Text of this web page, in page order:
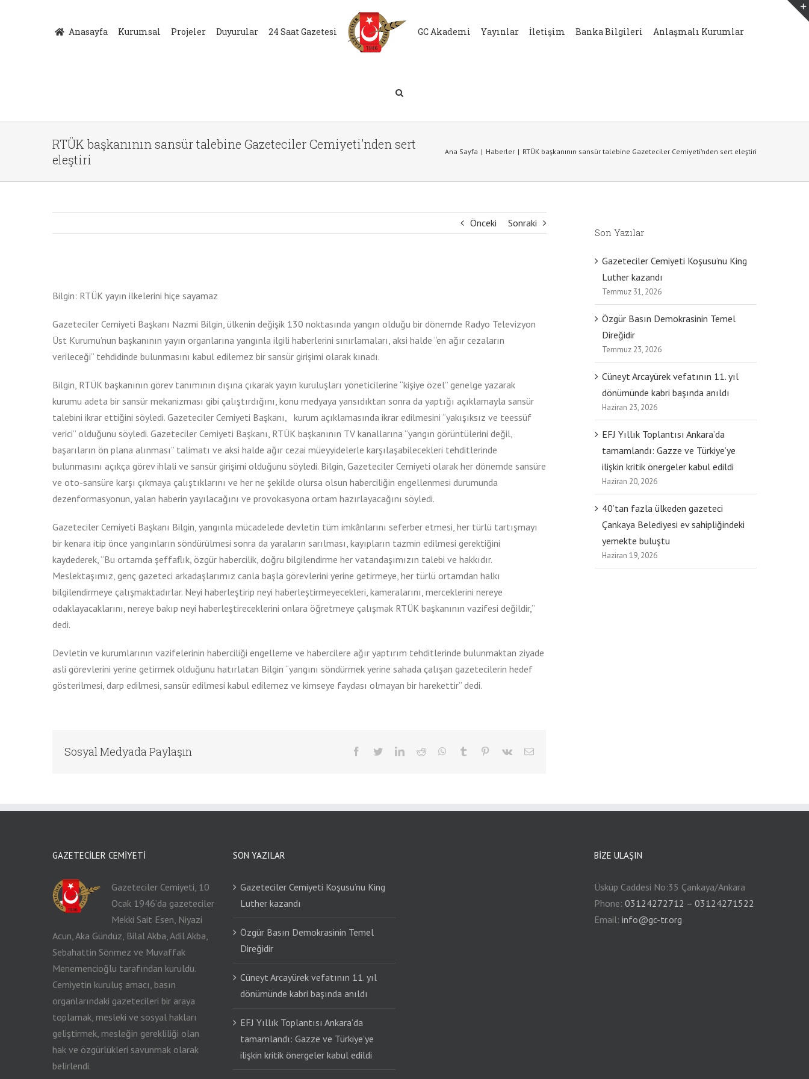
Anasayfa Kurumsal Projeler Duyurular 24 Saat Gazetesi GC Akademi Yayınlar İletişim Banka Bilgileri Anlaşmalı Kurumlar
RTÜK başkanının sansür talebine Gazeteciler Cemiyeti’nden sert
eleştiri
Ana Sayfa | Haberler | RTÜK başkanının sansür talebine Gazeteciler Cemiyeti’nden sert eleştiri
Önceki Sonraki
Larger
Bilgin: RTÜK yayın ilkelerini hiçe sayamaz
Gazeteciler Cemiyeti Başkanı Nazmi Bilgin, ülkenin değişik 130 noktasında yangın olduğu bir dönemde Radyo Televizyon
Üst Kurumu’nun başkanının yayın organlarına yangınla ilgili haberlerini sınırlamaları, aksi halde “en ağır cezaların
verileceği” tehdidinde bulunmasını kabul edilemez bir sansür girişimi olarak kınadı.
Bilgin, RTÜK başkanının görev tanımının dışına çıkarak yayın kuruluşları yöneticilerine “kişiye özel” genelge yazarak
kurumu adeta bir sansür mekanizması gibi çalıştırdığını, konu medyaya yansıdıktan sonra da yaptığı açıklamayla sansür
talebini ikrar ettiğini söyledi. Gazeteciler Cemiyeti Başkanı, kurum açıklamasında ikrar edilmesini “yakışıksız ve teessüf
verici” olduğunu söyledi. Gazeteciler Cemiyeti Başkanı, RTÜK başkanının TV kanallarına “yangın görüntülerini değil,
başarıların ön plana alınması” talimatı ve aksi halde ağır cezai müeyyidelerle karşılaşabilecekleri tehditlerinde
bulunmasını açıkça görev ihlali ve sansür girişimi olduğunu söyledi. Bilgin, Gazeteciler Cemiyeti olarak her dönemde sansüre
ve oto-sansüre karşı çıkmaya çalıştıklarını ve her ne şekilde olursa olsun haberciliğin engellenmesi durumunda
dezenformasyonun, yalan haberin yayılacağını ve provokasyona ortam hazırlayacağını söyledi.
Gazeteciler Cemiyeti Başkanı Bilgin, yangınla mücadelede devletin tüm imkânlarını seferber etmesi, her türlü tartışmayı
bir kenara itip önce yangınların söndürülmesi sonra da yaraların sarılması, kayıpların tazmin edilmesi gerektiğini
kaydederek, “Bu ortamda şeffaflık, özgür habercilik, doğru bilgilendirme her vatandaşımızın talebi ve hakkıdır.
Meslektaşımız, genç gazeteci arkadaşlarımız canla başla görevlerini yerine getirmeye, her türlü ortamdan halkı
bilgilendirmeye çalışmaktadırlar. Neyi haberleştirip neyi haberleştirmeyecekleri, kameralarını, merceklerini nereye
odaklayacaklarını, nereye bakıp neyi haberleştireceklerini onlara öğretmeye çalışmak RTÜK başkanının vazifesi değildir,”
dedi.
Devletin ve kurumlarının vazifelerinin haberciliği engelleme ve habercilere ağır yaptırım tehditlerinde bulunmaktan ziyade
asli görevlerini yerine getirmek olduğunu hatırlatan Bilgin “yangını söndürmek yerine sahada çalışan gazetecilerin hedef
gösterilmesi, darp edilmesi, sansür edilmesi kabul edilemez ve kimseye faydası olmayan bir harekettir” dedi.
Sosyal Medyada Paylaşın Facebook
TwitterLinkedIn
Reddit WhatsApp
Tumblr Pinterest
Vk
E-
Son Yazılar
Gazeteciler Cemiyeti Koşusu’nu King
Luther kazandı
Temmuz 31, 2026
Özgür Basın Demokrasinin Temel
Direğidir
Temmuz 23, 2026
Cüneyt Arcayürek vefatının 11. yıl
dönümünde kabri başında anıldı
Haziran 23, 2026
EFJ Yıllık Toplantısı Ankara’da
tamamlandı: Gazze ve Türkiye’ye
ilişkin kritik önergeler kabul edildi
Haziran 20, 2026
40’tan fazla ülkeden gazeteci
Çankaya Belediyesi ev sahipliğindeki
yemekte buluştu
Haziran 19, 2026
GAZETECILER CEMIYETI
Gazeteciler Cemiyeti, 10
Ocak 1946’da gazeteciler
Mekki Sait Esen, Niyazi
Acun, Aka Gündüz, Bilal Akba, Adil Akba,
Sebahattin Sönmez ve Muvaffak
Menemencioğlu tarafından kuruldu.
Cemiyetin kuruluş amacı, basın
organlarındaki gazetecileri bir araya
toplamak, mesleki ve sosyal hakları
geliştirmek, mesleğin gerekliliği olan
hak ve özgürlükleri savunmak olarak
belirlendi.
SON YAZILAR
Gazeteciler Cemiyeti Koşusu’nu King
Luther kazandı
Özgür Basın Demokrasinin Temel
Direğidir
Cüneyt Arcayürek vefatının 11. yıl
dönümünde kabri başında anıldı
EFJ Yıllık Toplantısı Ankara’da
tamamlandı: Gazze ve Türkiye’ye
ilişkin kritik önergeler kabul edildi
BIZE ULAŞIN
Üsküp Caddesi No:35 Çankaya/Ankara
Phone: 03124272712 – 03124271522
Email: info@gc-tr.org